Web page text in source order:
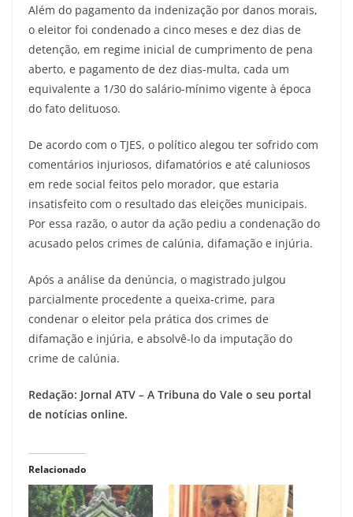
Além do pagamento da indenização por danos morais,
o eleitor foi condenado a cinco meses e dez dias de
detenção, em regime inicial de cumprimento de pena
aberto, e pagamento de dez dias-multa, cada um
equivalente a 1/30 do salário-mínimo vigente à época
do fato delituoso.
De acordo com o TJES, o político alegou ter sofrido com
comentários injuriosos, difamatórios e até caluniosos
em rede social feitos pelo morador, que estaria
insatisfeito com o resultado das eleições municipais.
Por essa razão, o autor da ação pediu a condenação do
acusado pelos crimes de calúnia, difamação e injúria.
Após a análise da denúncia, o magistrado julgou
parcialmente procedente a queixa-crime, para
condenar o eleitor pela prática dos crimes de
difamação e injúria, e absolvê-lo da imputação do
crime de calúnia.
Redação: Jornal ATV – A Tribuna do Vale o seu portal
de notícias online.
Relacionado